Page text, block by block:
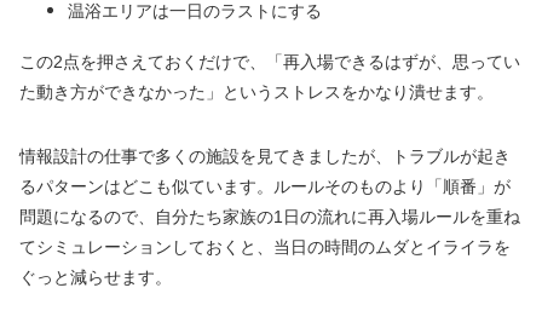
温浴エリアは一日のラストにする
この2点を押さえておくだけで、「再入場できるはずが、思ってい
た動き方ができなかった」というストレスをかなり潰せます。
情報設計の仕事で多くの施設を見てきましたが、トラブルが起き
るパターンはどこも似ています。ルールそのものより「順番」が
問題になるので、自分たち家族の1日の流れに再入場ルールを重ね
てシミュレーションしておくと、当日の時間のムダとイライラを
ぐっと減らせます。